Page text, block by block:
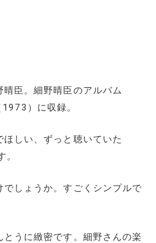
臣。細野晴臣のアルバム
1973）に収録。
しい、ずっと聴いていた
しょうか。すごくシンプルで
うに緻密です。細野さんの楽